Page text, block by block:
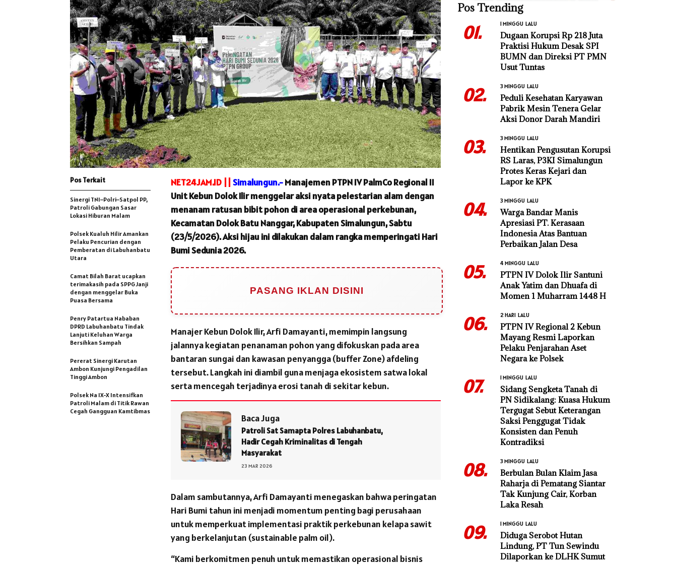
NET24JAM.ID || Simalungun.-Manajemen PTPN IV PalmCo Regional II
Unit Kebun Dolok Ilir menggelar aksi nyata pelestarian alam dengan
menanam ratusan bibit pohon di area operasional perkebunan,
Kecamatan Dolok Batu Nanggar, Kabupaten Simalungun, Sabtu
(23/5/2026). Aksi hijau ini dilakukan dalam rangka memperingati Hari
Bumi Sedunia 2026.
PASANG IKLAN DISINI
Manajer Kebun Dolok Ilir, Arfi Damayanti, memimpin langsung
jalannya kegiatan penanaman pohon yang difokuskan pada area
bantaran sungai dan kawasan penyangga (buffer Zone) afdeling
tersebut. Langkah ini diambil guna menjaga ekosistem satwa lokal
serta mencegah terjadinya erosi tanah di sekitar kebun.
Baca Juga
Patroli Sat Samapta Polres Labuhanbatu,
Hadir Cegah Kriminalitas di Tengah
Masyarakat
23 MAR 2026
Dalam sambutannya, Arfi Damayanti menegaskan bahwa peringatan
Hari Bumi tahun ini menjadi momentum penting bagi perusahaan
untuk memperkuat implementasi praktik perkebunan kelapa sawit
yang berkelanjutan (sustainable palm oil).
“Kami berkomitmen penuh untuk memastikan operasional bisnis
Pos Terkait
Sinergi TNI–Polri–Satpol PP,
Patroli Gabungan Sasar
Lokasi Hiburan Malam
Polsek Kualuh Hilir Amankan
Pelaku Pencurian dengan
Pemberatan di Labuhanbatu
Utara
Camat Bilah Barat ucapkan
terimakasih pada SPPG Janji
dengan menggelar Buka
Puasa Bersama
Penry Patartua Nababan
DPRD Labuhanbatu Tindak
Lanjuti Keluhan Warga
Bersihkan Sampah
Pererat Sinergi Karutan
Ambon Kunjungi Pengadilan
Tinggi Ambon
Polsek Na IX-X Intensifkan
Patroli Malam di Titik Rawan
Cegah Gangguan Kamtibmas
Pos Trending
01. 1 MINGGU LALU
Dugaan Korupsi Rp 218 Juta
Praktisi Hukum Desak SPI
BUMN dan Direksi PT PMN
Usut Tuntas
02. 3 MINGGU LALU
Peduli Kesehatan Karyawan
Pabrik Mesin Tenera Gelar
Aksi Donor Darah Mandiri
03. 3 MINGGU LALU
Hentikan Pengusutan Korupsi
RS Laras, P3KI Simalungun
Protes Keras Kejari dan
Lapor ke KPK
04. 3 MINGGU LALU
Warga Bandar Manis
Apresiasi PT. Kerasaan
Indonesia Atas Bantuan
Perbaikan Jalan Desa
05. 4 MINGGU LALU
PTPN IV Dolok Ilir Santuni
Anak Yatim dan Dhuafa di
Momen 1 Muharram 1448 H
06. 2 HARI LALU
PTPN IV Regional 2 Kebun
Mayang Resmi Laporkan
Pelaku Penjarahan Aset
Negara ke Polsek
07. 1 MINGGU LALU
Sidang Sengketa Tanah di
PN Sidikalang: Kuasa Hukum
Tergugat Sebut Keterangan
Saksi Penggugat Tidak
Konsisten dan Penuh
Kontradiksi
08. 3 MINGGU LALU
Berbulan Bulan Klaim Jasa
Raharja di Pematang Siantar
Tak Kunjung Cair, Korban
Laka Resah
09. 1 MINGGU LALU
Diduga Serobot Hutan
Lindung, PT Tun Sewindu
Dilaporkan ke DLHK Sumut